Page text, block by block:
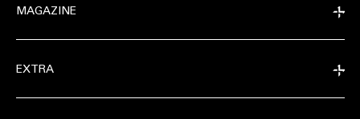
MAGAZINE
EXTRA